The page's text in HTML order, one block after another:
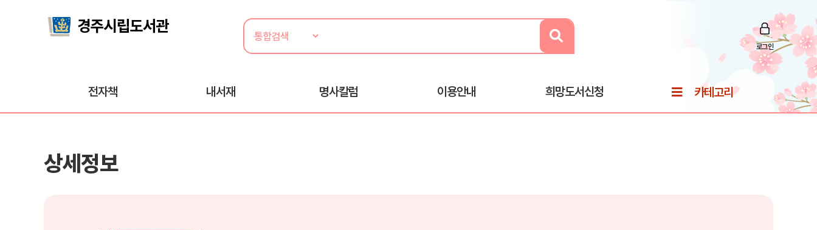
로그인
전자책 내서재 명사칼럼 이용안내 희망도서신청 카테고리
상세정보